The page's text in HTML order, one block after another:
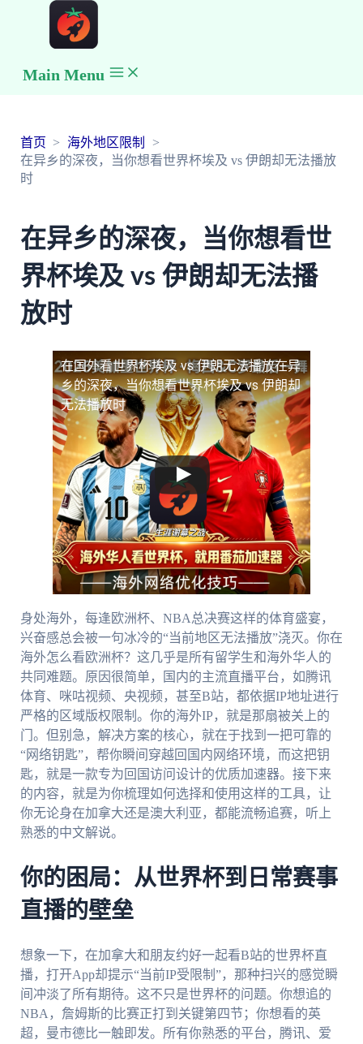
Main Menu
首页
海外地区限制
在异乡的深夜，当你想看世界杯埃及 vs 伊朗却无法播放
时
在异乡的深夜，当你想看世
界杯埃及 vs 伊朗却无法播
放时
在国外看世界杯埃及 vs 伊朗无法播放在异
乡的深夜，当你想看世界杯埃及 vs 伊朗却
无法播放时
身处海外，每逢欧洲杯、NBA总决赛这样的体育盛宴，
兴奋感总会被一句冰冷的“当前地区无法播放”浇灭。你在
海外怎么看欧洲杯？这几乎是所有留学生和海外华人的
共同难题。原因很简单，国内的主流直播平台，如腾讯
体育、咪咕视频、央视频，甚至B站，都依据IP地址进行
严格的区域版权限制。你的海外IP，就是那扇被关上的
门。但别急，解决方案的核心，就在于找到一把可靠的
“网络钥匙”，帮你瞬间穿越回国内网络环境，而这把钥
匙，就是一款专为回国访问设计的优质加速器。接下来
的内容，就是为你梳理如何选择和使用这样的工具，让
你无论身在加拿大还是澳大利亚，都能流畅追赛，听上
熟悉的中文解说。
你的困局：从世界杯到日常赛事
直播的壁垒
想象一下，在加拿大和朋友约好一起看B站的世界杯直
播，打开App却提示“当前IP受限制”，那种扫兴的感觉瞬
间冲淡了所有期待。这不只是世界杯的问题。你想追的
NBA，詹姆斯的比赛正打到关键第四节；你想看的英
超，曼市德比一触即发。所有你熟悉的平台，腾讯、爱